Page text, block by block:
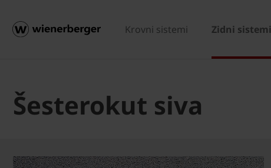
Krovni sistemi Zidni sistemi
Šesterokut siva